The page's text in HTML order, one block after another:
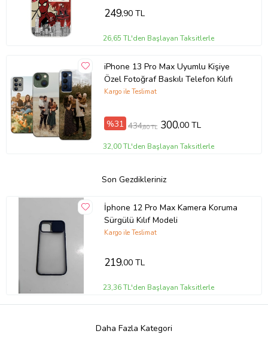
249,90 TL
26,65 TL'den Başlayan Taksitlerle
iPhone 13 Pro Max Uyumlu Kişiye
Özel Fotoğraf Baskılı Telefon Kılıfı
Kargo ile Teslimat
%31 434,80 TL 300,00 TL
32,00 TL'den Başlayan Taksitlerle
Son Gezdikleriniz
İphone 12 Pro Max Kamera Koruma
Sürgülü Kılıf Modeli
Kargo ile Teslimat
219,00 TL
23,36 TL'den Başlayan Taksitlerle
Daha Fazla Kategori